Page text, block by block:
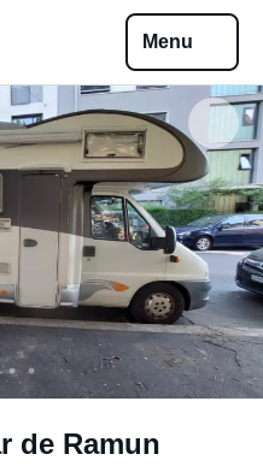
Menu
de Ramun